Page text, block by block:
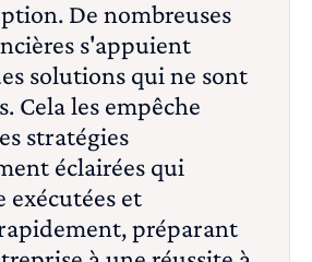
De nombreuses
s'appuient
solutions qui ne sont
Cela les empêche
stratégies
éclairées qui
exécutées et
préparant